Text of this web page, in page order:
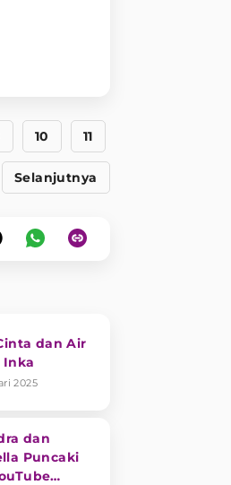
10 11
Selanjutnya
dan Air
Inka
2025
dan
Puncaki